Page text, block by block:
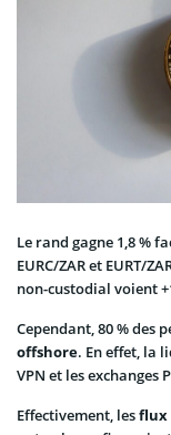
Le rand gagne 1,8 %
EURC/ZAR et EURT/
non-custodial voient
Cependant, 80 % des
offshore. En effet, la
VPN et les exchanges
Effectivement, lesflux